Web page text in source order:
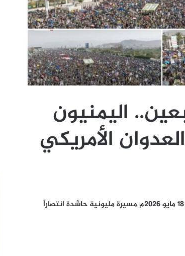
اليمنيون
الأمريكي
شهد ميدان السبعين بالعاصمة صنعاء عصر اليوم الاثنين 18 مايو 2026م مسيرة مليونية حاشدة انتصاراً